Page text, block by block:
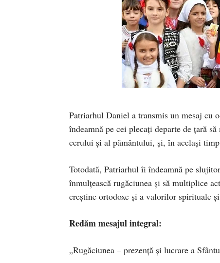
Patriarhul Daniel a transmis un mesaj
îndeamnă pe cei plecați departe de țară
cerului și al pământului, și, în același
Totodată, Patriarhul îi îndeamnă pe
înmulțească rugăciunea şi să multiplice
creștine ortodoxe și a valorilor spirituale
Redăm mesajul integral:
„Rugăciunea – prezenţă şi lucrare a